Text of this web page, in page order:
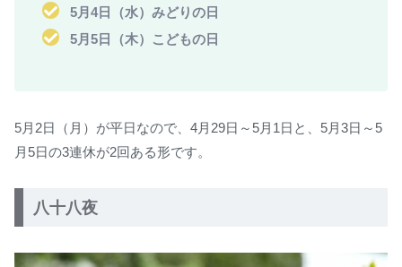
5月4日（水）みどりの日
5月5日（木）こどもの日
5月2日（月）が平日なので、4月29日～5月1日と、5月3日～5
月5日の3連休が2回ある形です。
八十八夜